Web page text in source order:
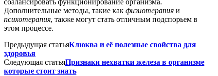
сбалансировать функционирование организма.
Дополнительные методы, такие как физиотерапия и
психотерапия, также могут стать отличным подспорьем в
этом процессе.
Предыдущая статьяКлюква и её полезные свойства для
здоровья
Следующая статьяПризнаки нехватки железа в организме
которые стоит знать